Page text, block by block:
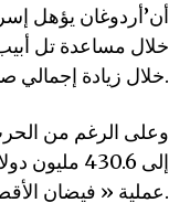
أن’أردوغان يؤهل
خلال مساعدة تل
خلال زيادة إجمالي صادراتها إلى إسرائيل ولعب دور مركزي في نقل النفط.
عملية « فيضان الأقصى » في 7 أكتوبر.